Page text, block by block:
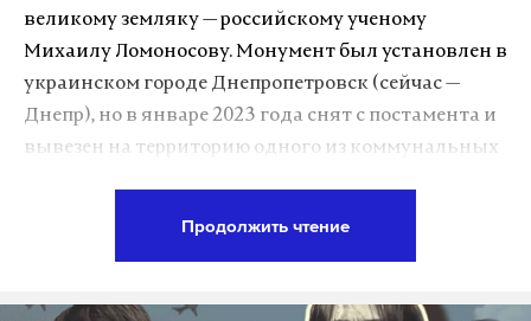
великому земляку — российскому ученому
Михаилу Ломоносову. Монумент был установлен в
украинском городе Днепропетровск (сейчас —
Днепр), но в январе 2023 года снят с постамента и
вывезен на территорию одного из коммунальных
Продолжить чтение